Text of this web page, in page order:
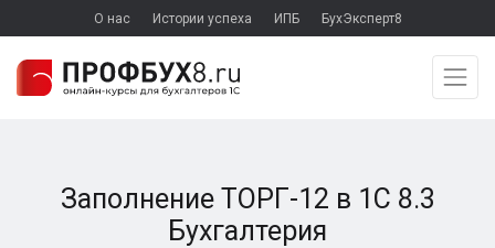
О нас Истории успеха ИПБ БухЭксперт8
Заполнение ТОРГ-12 в 1С 8.3
Бухгалтерия